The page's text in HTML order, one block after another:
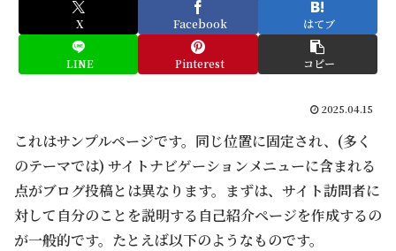
X Facebook はてブ
LINE Pinterest コピー
2025.04.15
これはサンプルページです。同じ位置に固定され、(多く
のテーマでは) サイトナビゲーションメニューに含まれる
点がブログ投稿とは異なります。まずは、サイト訪問者に
対して自分のことを説明する自己紹介ページを作成するの
が一般的です。たとえば以下のようなものです。